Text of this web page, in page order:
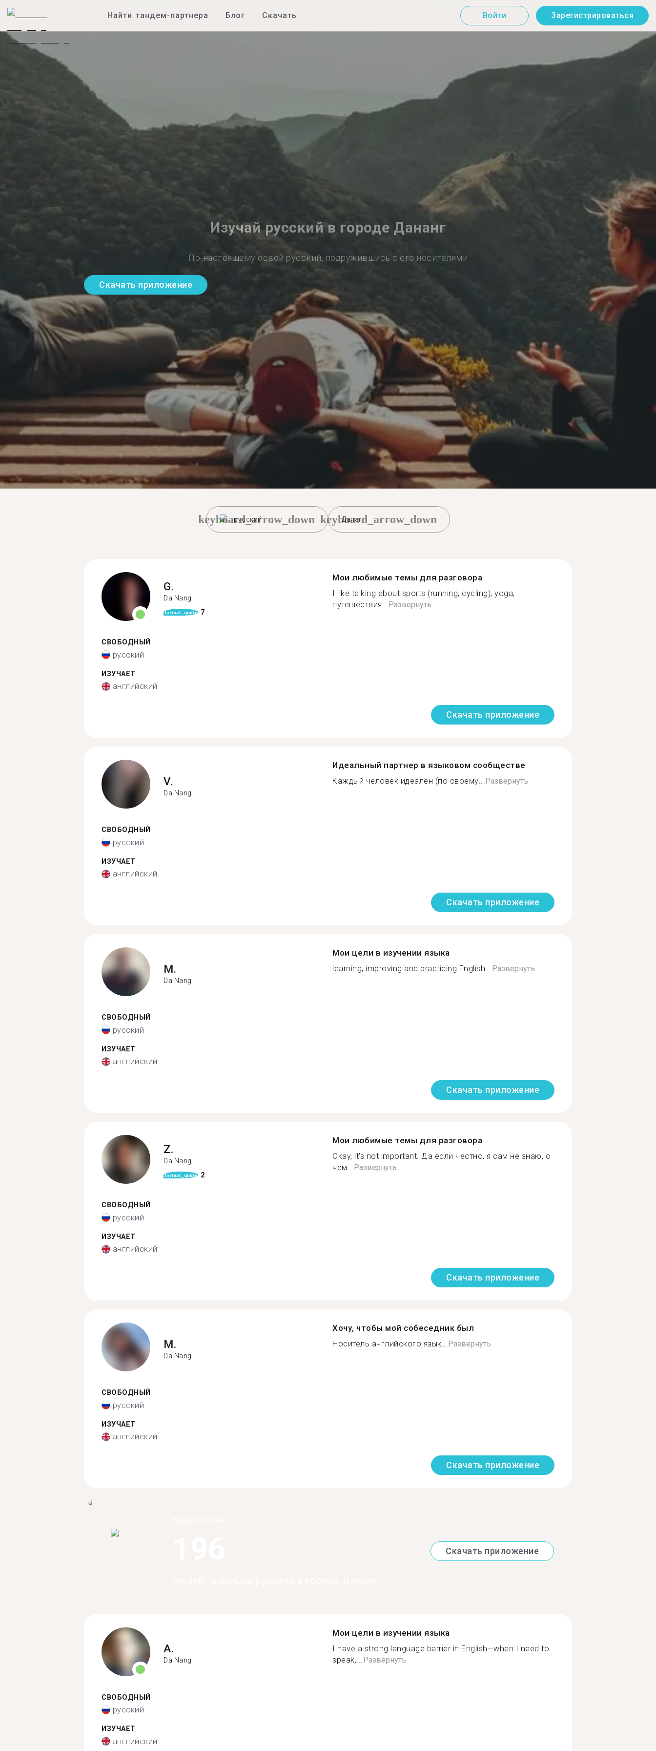
Найти тандем-партнера Блог Скачать Войти Зарегистрироваться
Изучай русский в городе Дананг
По-настоящему освой русский, подружившись с его носителями
Скачать приложение
русский
keyboard_arrow_down Дананг
keyboard_arrow_down
G.
Da Nang
format_quote 7
СВОБОДНЫЙ
русский
ИЗУЧАЕТ
английский
Мои любимые темы для разговора
I like talking about sports (running, cycling), yoga,
путешествия...Развернуть
Скачать приложение
V.
Da Nang
СВОБОДНЫЙ
русский
ИЗУЧАЕТ
английский
Идеальный партнер в языковом сообществе
Каждый человек идеален (по своему...Развернуть
Скачать приложение
M.
Da Nang
СВОБОДНЫЙ
русский
ИЗУЧАЕТ
английский
Мои цели в изучении языка
learning, improving and practicing English...Развернуть
Скачать приложение
Z.
Da Nang
format_quote 2
СВОБОДНЫЙ
русский
ИЗУЧАЕТ
английский
Мои любимые темы для разговора
Okay, it's not important. Да если честно, я сам не знаю, о
чем...Развернуть
Скачать приложение
M.
Da Nang
СВОБОДНЫЙ
русский
ИЗУЧАЕТ
английский
Хочу, чтобы мой собеседник был
Носитель английского язык...Развернуть
Скачать приложение
Скачать приложение
A.
Da Nang
СВОБОДНЫЙ
русский
ИЗУЧАЕТ
английский
Мои цели в изучении языка
I have a strong language barrier in English—when I need to
speak,... Развернуть